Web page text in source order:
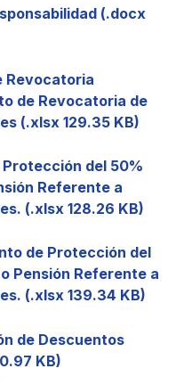
(.docx
Revocatoria
de Revocatoria de
(.xlsx 129.35 KB)
Protección del 50%
Referente a
(.xlsx 128.26 KB)
de Protección del
Pensión Referente a
(.xlsx 139.34 KB)
de Descuentos
KB)